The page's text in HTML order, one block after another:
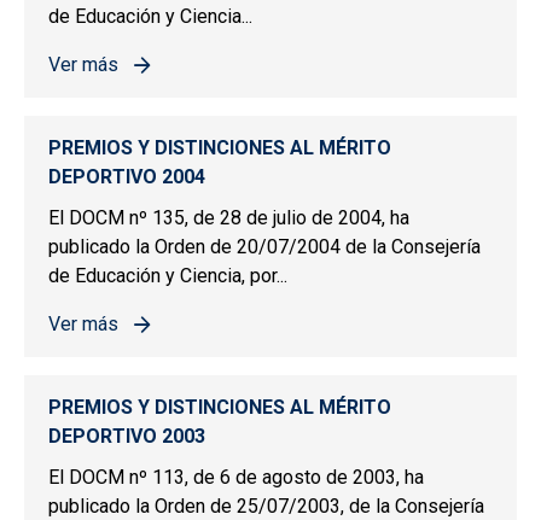
de Educación y Ciencia...
Ver más
sobre PREMIOS Y DISTINCIONES AL MÉRITO
PREMIOS Y DISTINCIONES AL MÉRITO
DEPORTIVO 2004
El DOCM nº 135, de 28 de julio de 2004, ha
publicado la Orden de 20/07/2004 de la Consejería
de Educación y Ciencia, por...
Ver más
sobre PREMIOS Y DISTINCIONES AL MÉRITO
PREMIOS Y DISTINCIONES AL MÉRITO
DEPORTIVO 2003
El DOCM nº 113, de 6 de agosto de 2003, ha
publicado la Orden de 25/07/2003, de la Consejería